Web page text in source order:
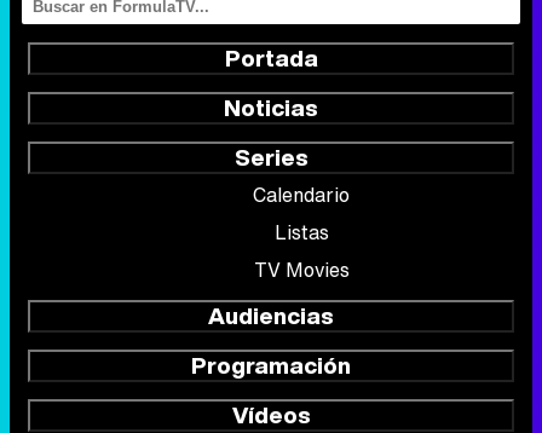
Portada
Noticias
Series
Calendario
Listas
TV Movies
Audiencias
Programación
Vídeos